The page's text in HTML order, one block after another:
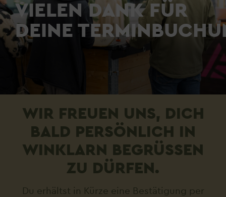
VIELEN DANK FÜR
DEINE
WIR FREUEN UNS, DICH
BALD PERSÖNLICH IN
WINKLARN BEGRÜSSEN Z
U DÜRFEN.
Du erhältst in Kürze eine Bestätigung per